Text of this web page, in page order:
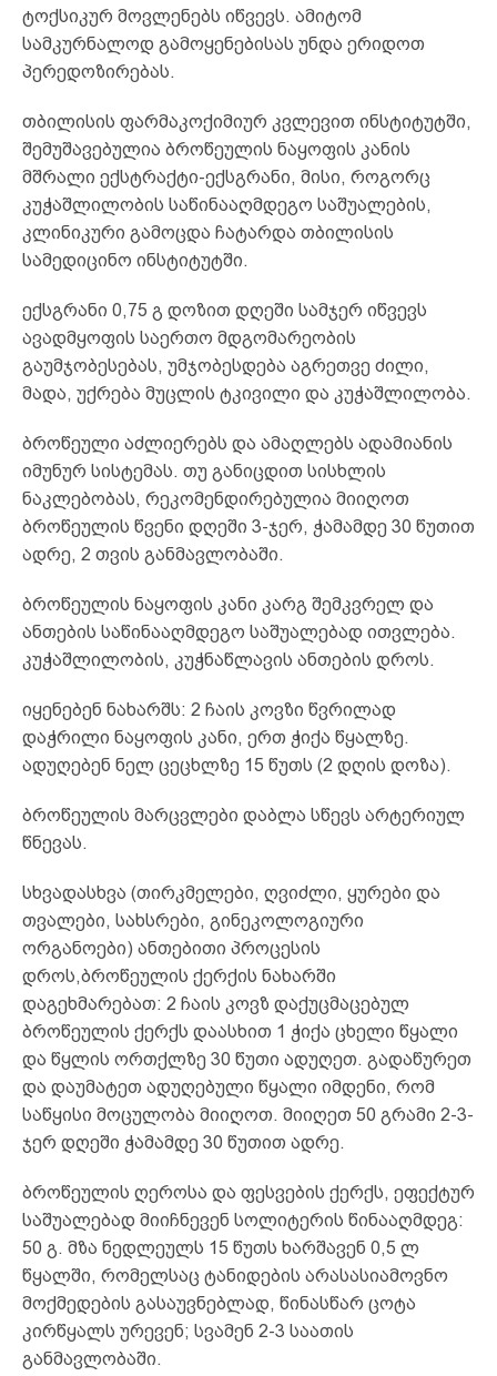
ტოქსიკურ მოვლენებს იწვევს. ამიტომ
სამკურნალოდ გამოყენებისას უნდა ერიდოთ
პერედოზირებას.
თბილისის ფარმაკოქიმიურ კვლევით ინსტიტუტში,
შემუშავებულია ბროწეულის ნაყოფის კანის
მშრალი ექსტრაქტი-ექსგრანი, მისი, როგორც
კუჭაშლილობის საწინააღმდეგო საშუალების,
კლინიკური გამოცდა ჩატარდა თბილისის
სამედიცინო ინსტიტუტში.
ექსგრანი 0,75 გ დოზით დღეში სამჯერ იწვევს
ავადმყოფის საერთო მდგომარეობის
გაუმჯობესებას, უმჯობესდება აგრეთვე ძილი,
მადა, უქრება მუცლის ტკივილი და კუჭაშლილობა.
ბროწეული აძლიერებს და ამაღლებს ადამიანის
იმუნურ სისტემას. თუ განიცდით სისხლის
ნაკლებობას, რეკომენდირებულია მიიღოთ
ბროწეულის წვენი დღეში 3-ჯერ, ჭამამდე 30 წუთით
ადრე, 2 თვის განმავლობაში.
ბროწეულის ნაყოფის კანი კარგ შემკვრელ და
ანთების საწინააღმდეგო საშუალებად ითვლება.
კუჭაშლილობის, კუჭნაწლავის ანთების დროს.
იყენებენ ნახარშს: 2 ჩაის კოვზი წვრილად
დაჭრილი ნაყოფის კანი, ერთ ჭიქა წყალზე.
ადუღებენ ნელ ცეცხლზე 15 წუთს (2 დღის დოზა).
ბროწეულის მარცვლები დაბლა სწევს არტერიულ
წნევას.
სხვადასხვა (თირკმელები, ღვიძლი, ყურები და
თვალები, სახსრები, გინეკოლოგიური
ორგანოები) ანთებითი პროცესის
დროს,ბროწეულის ქერქის ნახარში
დაგეხმარებათ: 2 ჩაის კოვზ დაქუცმაცებულ
ბროწეულის ქერქს დაასხით 1 ჭიქა ცხელი წყალი
და წყლის ორთქლზე 30 წუთი ადუღეთ. გადაწურეთ
და დაუმატეთ ადუღებული წყალი იმდენი, რომ
საწყისი მოცულობა მიიღოთ. მიიღეთ 50 გრამი 2-3-
ჯერ დღეში ჭამამდე 30 წუთით ადრე.
ბროწეულის ღეროსა და ფესვების ქერქს, ეფექტურ
საშუალებად მიიჩნევენ სოლიტერის წინააღმდეგ:
50 გ. მზა ნედლეულს 15 წუთს ხარშავენ 0,5 ლ
წყალში, რომელსაც ტანიდების არასასიამოვნო
მოქმედების გასაუვნებლად, წინასწარ ცოტა
კირწყალს ურევენ; სვამენ 2-3 საათის
განმავლობაში.